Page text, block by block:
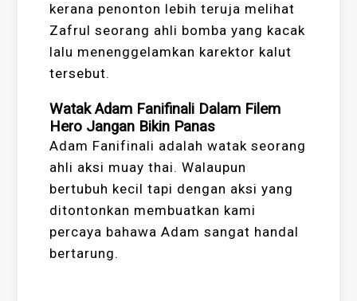
kerana penonton lebih teruja melihat
Zafrul seorang ahli bomba yang kacak
lalu menenggelamkan karektor kalut
tersebut.
Watak Adam Fanifinali Dalam Filem
Hero Jangan Bikin Panas
Adam Fanifinali adalah watak seorang
ahli aksi muay thai. Walaupun
bertubuh kecil tapi dengan aksi yang
ditontonkan membuatkan kami
percaya bahawa Adam sangat handal
bertarung.